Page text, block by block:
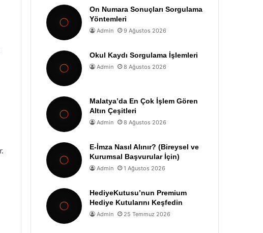
On Numara Sonuçları Sorgulama
Yöntemleri
Admin 9 Ağustos 2026
Okul Kaydı Sorgulama İşlemleri
Admin 8 Ağustos 2026
Malatya’da En Çok İşlem Gören
Altın Çeşitleri
Admin 8 Ağustos 2026
E-İmza Nasıl Alınır? (Bireysel ve
Kurumsal Başvurular İçin)
Admin 1 Ağustos 2026
HediyeKutusu’nun Premium
Hediye Kutularını Keşfedin
Admin 25 Temmuz 2026